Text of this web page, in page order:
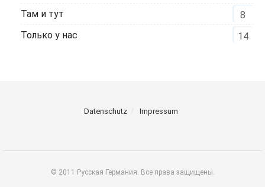
Там и тут
8
Только у нас
14
Datenschutz Impressum
© 2011 Русская Германия. Все права защищены.